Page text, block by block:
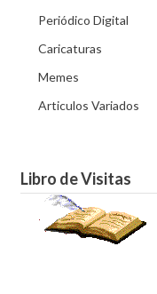
Periódico Digital
Caricaturas
Memes
Articulos Variados
Libro de Visitas